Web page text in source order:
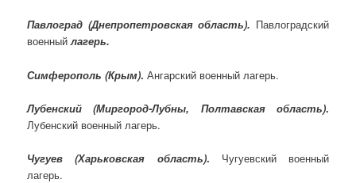
Павлоград (Днепропетровская область). Павлоградский
военныйлагерь.
Симферополь (Крым). Ангарский военный лагерь.
Лубенский (Миргород-Лубны, Полтавская область).
Лубенский военный лагерь.
Чугуев (Харьковская область). Чугуевский военный
лагерь.